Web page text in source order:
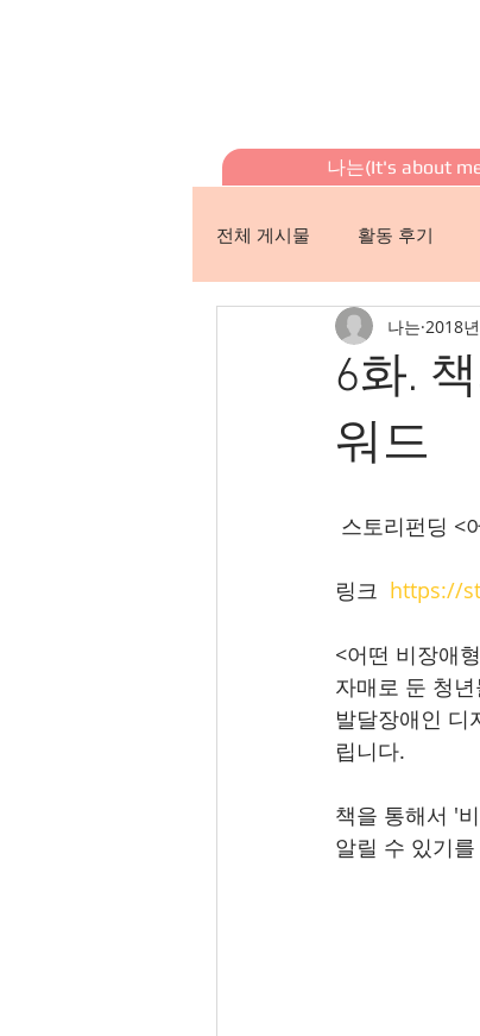
나는(It's about
전체 게시물 활동 후기
6화.
워드
나는 2018
스토리펀딩 <
링크 https://
<어떤 비장애
자매로 둔 청
발달장애인 디
립니다.
책을 통해서 '
알릴 수 있기